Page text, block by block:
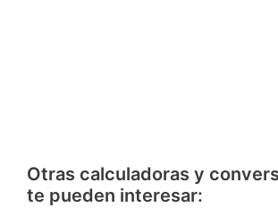
Otras calculadoras y
te pueden interesar: